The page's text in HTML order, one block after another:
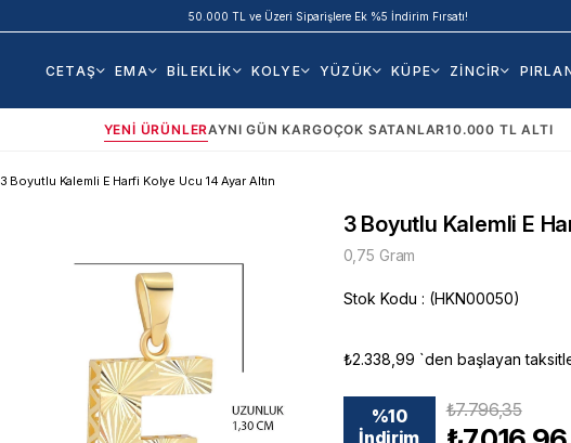
50.000 TL ve Üzeri Siparişlere Ek %5 İndirim Fırsatı!
CETAŞ EMA BİLEKLİK KOLYE YÜZÜK KÜPE ZİNCİR
YENI ÜRÜNLERAYNI GÜN KARGOÇOK SATANLAR10.000 TL ALTI
3 Boyutlu Kalemli E Harfi Kolye Ucu 14 Ayar Altın
3 Boyutlu Kalemli E
0,75 Gram
Stok Kodu (HKN00050)
₺2.338,99 `den başlayan
%10
İndirim
₺7.796,35